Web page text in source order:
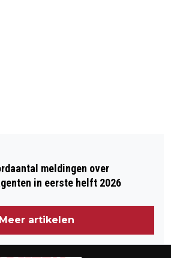
SEPTEMBER 2025
BRENGT DIT
HERFSTWEER
meldingen over
in eerste helft 2026
Meer artikelen